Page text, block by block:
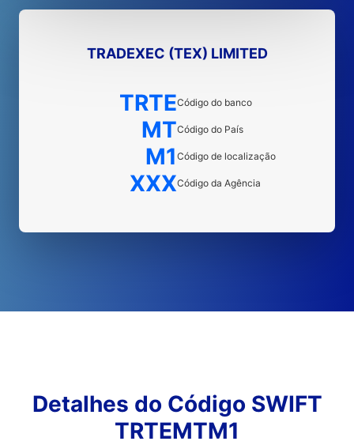
TRADEXEC (TEX) LIMITED
TRTECódigo do banco
MTCódigo do País
M1 Código de localização
XXXCódigo da Agência
Detalhes do Código SWIFT
TRTEMTM1